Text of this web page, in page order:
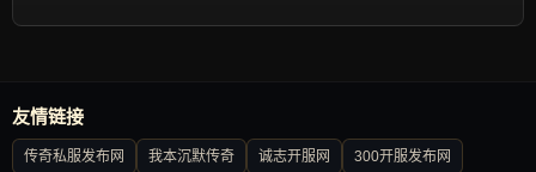
友情链接
传奇私服发布网 我本沉默传奇 诚志开服网 300开服发布网